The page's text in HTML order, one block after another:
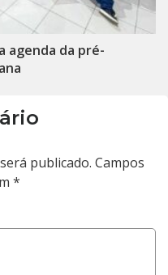
agenda da pré-
publicado. Campos
*